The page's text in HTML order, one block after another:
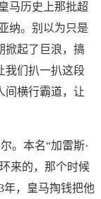
马历史上那批超
纳。别以为只是
掀起了巨浪，搞
我们扒一扒这段
间横行霸道，让
。本名“加雷斯·
来的，那个时候
年，皇马掏钱把他